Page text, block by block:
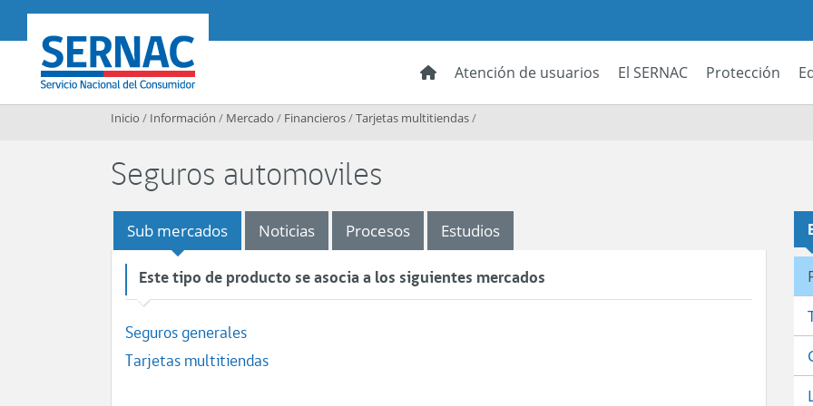
SERNAC
Atención de usuarios El SERNAC Protección
Inicio / Información / Mercado / Financieros/Tarjetas multitiendas/
Seguros automoviles
Sub mercados Noticias Procesos Estudios
Este tipo de producto se asocia a los siguientes mercados
Seguros generales
Tarjetas multitiendas